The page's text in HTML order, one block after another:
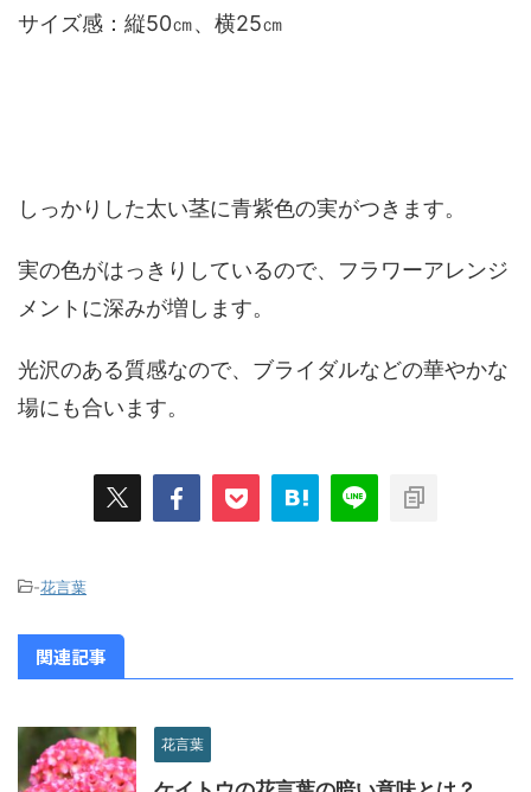
サイズ感：縦50㎝、横25㎝
しっかりした太い茎に青紫色の実がつきます。
実の色がはっきりしているので、フラワーアレンジ
メントに深みが増します。
光沢のある質感なので、ブライダルなどの華やかな
場にも合います。
-花言葉
関連記事
花言葉